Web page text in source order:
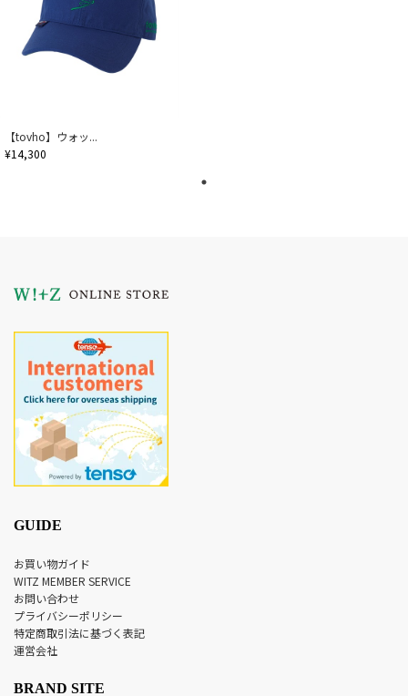
【tovho】ウォッ...
¥14,300
GUIDE
お買い物ガイド
WITZ MEMBER SERVICE
お問い合わせ
プライバシーポリシー
特定商取引法に基づく表記
運営会社
BRAND SITE